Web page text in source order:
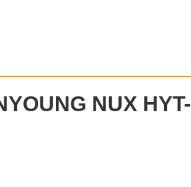
NUX HYT-